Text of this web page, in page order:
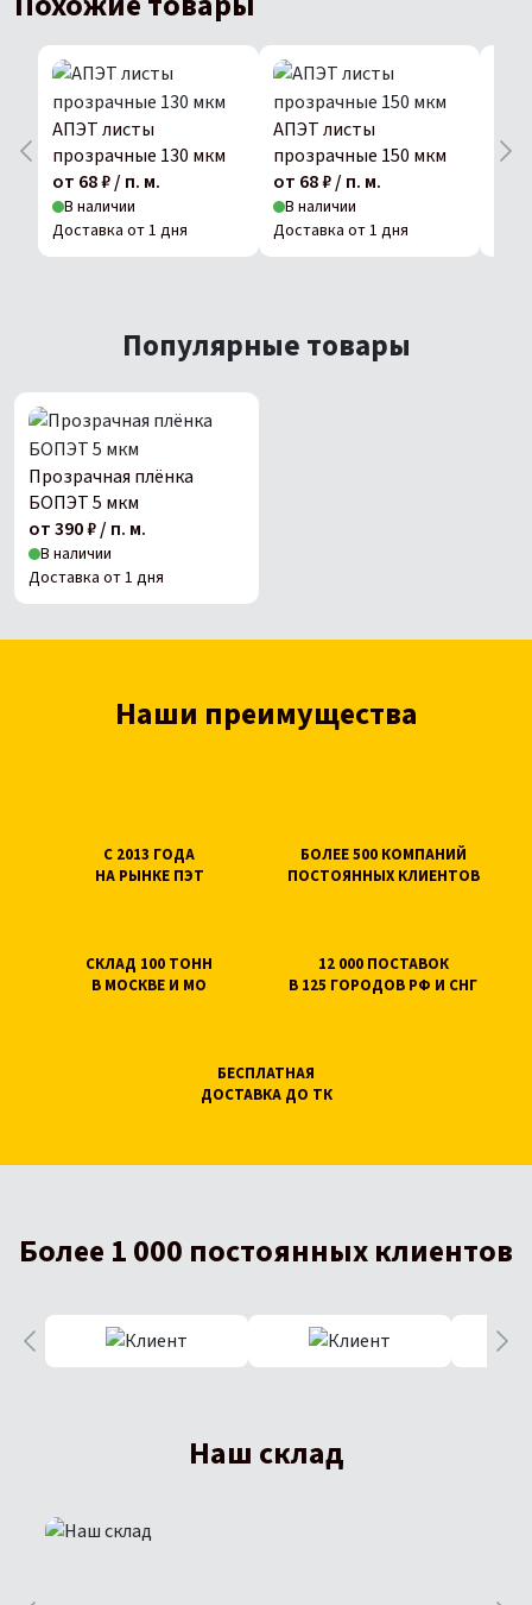
АПЭТ листы
прозрачные 130 мкм
от 68 ₽ / п. м.
В наличии
Доставка от 1 дня
АПЭТ листы
прозрачные 150 мкм
от 68 ₽ / п. м.
В наличии
Доставка от 1 дня
Популярные товары
Прозрачная плёнка
БОПЭТ 5 мкм
от 390 ₽ / п. м.
В наличии
Доставка от 1 дня
Наши преимущества
С 2013 ГОДА
НА РЫНКЕ ПЭТ
БОЛЕЕ 500 КОМПАНИЙ
ПОСТОЯННЫХ КЛИЕНТОВ
СКЛАД 100 ТОНН
В МОСКВЕ И МО
12 000 ПОСТАВОК
В 125 ГОРОДОВ РФ И СНГ
БЕСПЛАТНАЯ
ДОСТАВКА ДО ТК
Более 1 000 постоянных клиентов
Наш склад